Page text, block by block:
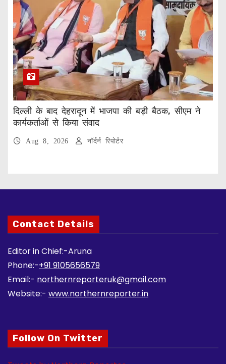
दिल्ली के बाद देहरादून में भाजपा की बड़ी बैठक, सीएम ने
कार्यकर्ताओं से किया संवाद
Aug 8, 2026 नॉर्दर्न रिपोर्टर
Contact Details
Editor in Chief:-Aruna
Phone:-+91 9105656579
Email:- northernreporteruk@gmail.com
Website:- www.northernreporter.in
Follow On Twitter